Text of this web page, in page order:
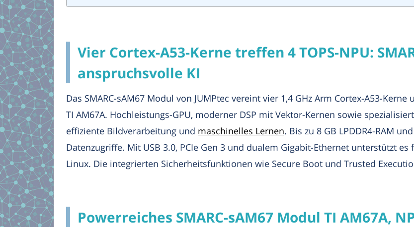
Vier Cortex-A53-Kerne treffen 4 TOPS-NPU:
anspruchsvolle KI
Das SMARC-sAM67 Modul von JUMPtec vereint vier 1,4 GHz Arm Cortex-A53-
TI AM67A. Hochleistungs-GPU, moderner DSP mit Vektor-Kernen sowie
effiziente Bildverarbeitung und maschinelles Lernen. Bis zu 8 GB LPDDR4-RAM
Datenzugriffe. Mit USB 3.0, PCIe Gen 3 und dualem Gigabit-Ethernet unterstützt
Linux. Die integrierten Sicherheitsfunktionen wie Secure Boot und Trusted
Powerreiches SMARC-sAM67 Modul TI AM67A,